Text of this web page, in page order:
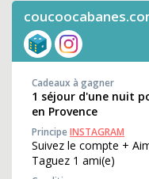
Cadeaux à gagner
1 séjour d'une nuit
en Provence
PrincipeINSTAGRAM
Suivez le compte +
Taguez 1 ami(e)